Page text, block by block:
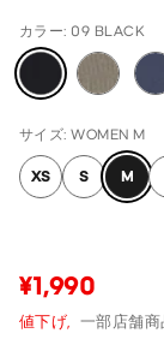
カラー: 09 BLACK
サイズ: WOMEN M
XS S M
¥1,990
値下げ, 一部店舗商